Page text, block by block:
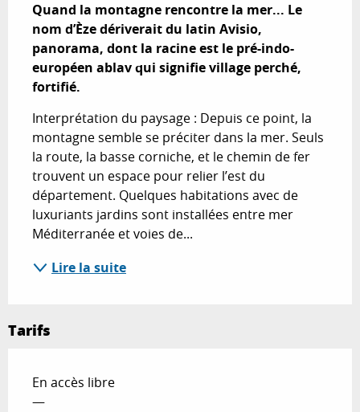
Quand la montagne rencontre la mer... Le
nom d’Èze dériverait du latin Avisio,
panorama, dont la racine est le pré-indo-
européen ablav qui signifie village perché,
fortifié.
Interprétation du paysage : Depuis ce point, la
montagne semble se préciter dans la mer. Seuls
la route, la basse corniche, et le chemin de fer
trouvent un espace pour relier l’est du
département. Quelques habitations avec de
luxuriants jardins sont installées entre mer
Méditerranée et voies de...
Lire la suite
Tarifs
En accès libre
—